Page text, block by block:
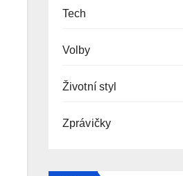
Tech
Volby
Životní styl
Zprávičky